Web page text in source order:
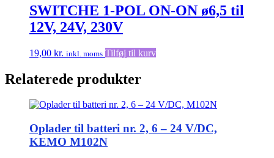
SWITCHE 1-POL ON-ON ø6,5 til
12V, 24V, 230V
19,00 kr. inkl. moms Tilføj til kurv
Relaterede produkter
Oplader til batteri nr. 2, 6 – 24 V/DC,
KEMO M102N